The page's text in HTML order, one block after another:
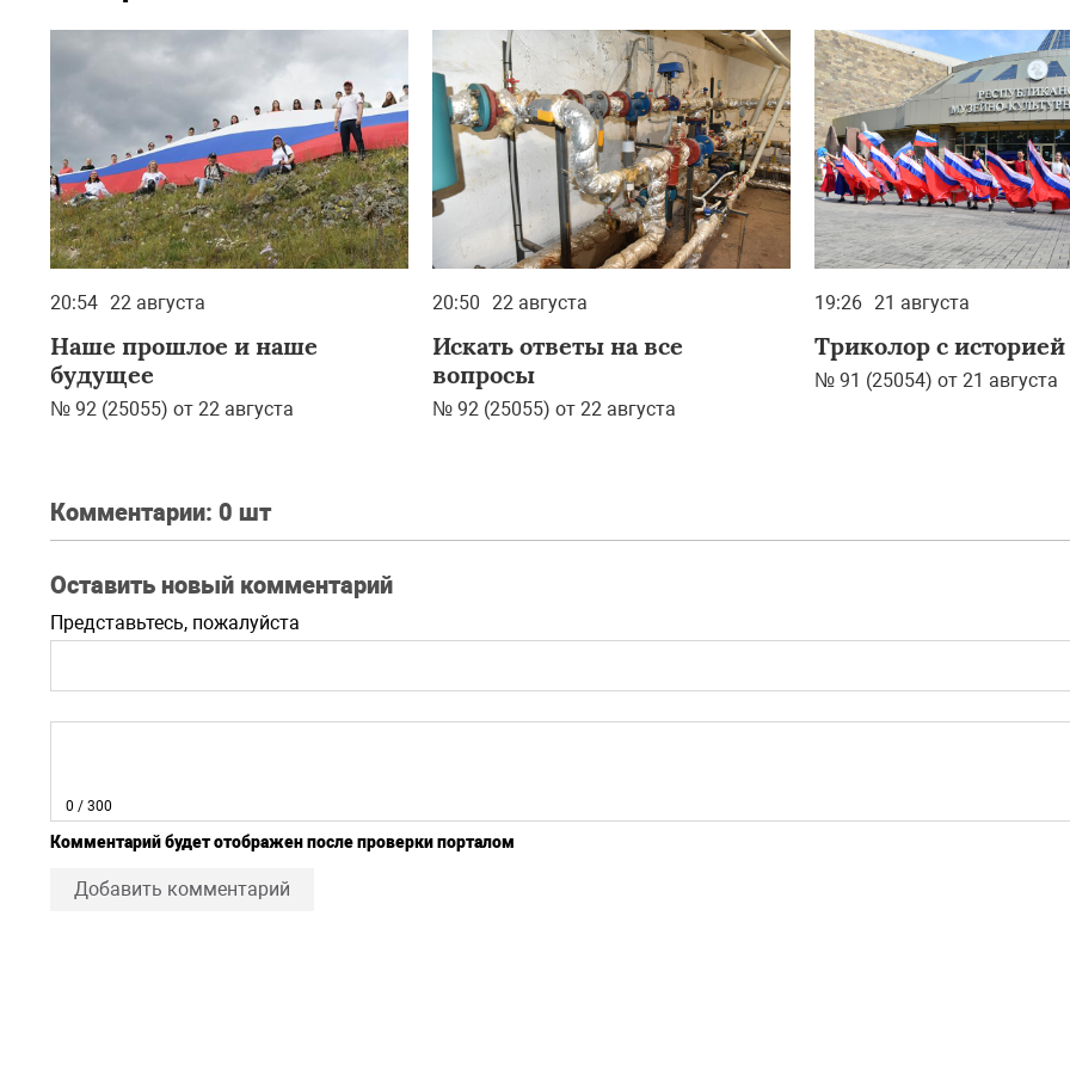
20:54 22 августа
Наше прошлое и наше
будущее
№ 92 (25055) от 22 августа
20:50 22 августа
Искать ответы на все
вопросы
№ 92 (25055) от 22 августа
19:26 21 августа
Триколор с историей
№ 91 (25054) от 21 августа
Комментарии: 0 шт
Оставить новый комментарий
Представьтесь, пожалуйста
0 / 300
Комментарий будет отображен после проверки порталом
Добавить комментарий